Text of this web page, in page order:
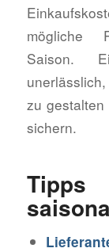
mögliche
Saison.
zu
sichern.